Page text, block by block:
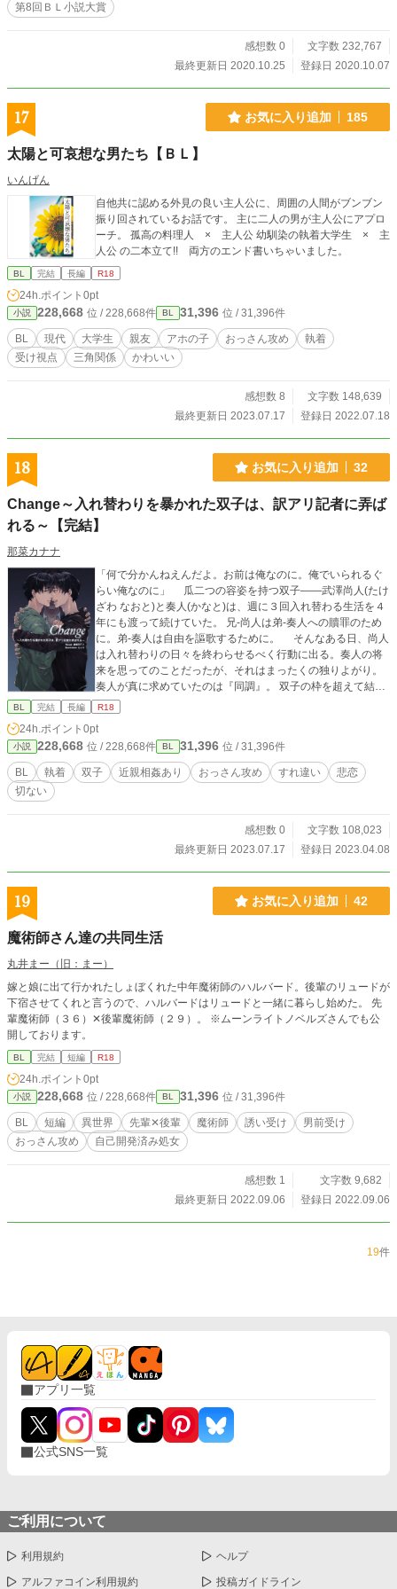
変更はありません。 ※本作の初稿はムーンライトノベルズ
投稿済みの本作初稿は、BLコンテストが終わるまで非公開に
第8回ＢＬ小説大賞
感想数 0
文字数 232,767
最終更新日 2020.10.25
登録日 2020.10.07
17 お気に入り追加 185
太陽と可哀想な男たち【ＢＬ】
いんげん
自他共に認める外見の良い主人公に、周囲の人間がブンブン
振り回されているお話です。 主に二人の男が主人公にアプロ
ーチ。 孤高の料理人 × 主人公 幼馴染の執着大学生 × 主
人公 の二本立て!! 両方のエンド書いちゃいました。
BL 完結 長編 R18
24h.ポイント 0pt
小説 228,668 位 / 228,668件 BL 31,396 位 / 31,396件
BL 現代 大学生 親友 アホの子 おっさん攻め
執着
受け視点
三角関係 かわいい
感想数 8
文字数 148,639
最終更新日 2023.07.17
登録日 2022.07.18
18 お気に入り追加 32
Change～入れ替わりを暴かれた双子は、訳アリ記者に弄ば
れる～【完結】
那菜カナナ
「何で分かんねえんだよ。お前は俺なのに。俺でいられるぐ
らい俺なのに」 瓜二つの容姿を持つ双子――武澤尚人(たけ
ざわ なおと)と奏人(かなと)は、週に３回入れ替わる生活を４
年にも渡って続けていた。 兄-尚人は弟-奏人への贖罪のため
に。弟-奏人は自由を謳歌するために。 そんなある日、尚人
は入れ替わりの日々を終わらせるべく行動に出る。奏人の将
来を思ってのことだったが、それはまったくの独りよがり。
奏人が真に求めていたのは『同調』。 双子の枠を超えて結ば
れることだったのだ。 激しいぶつかり合いの末に漸く理解
道を阻むように１人の男が立ちはだかった。ゴシップ記者の
谷原樹(たにはら いつき)。 清潔感の欠片もないハイエナのよ
うなこの男が、双子の運命を大きく揺るがす。 ★…濡れ場 /
☆…ゆるめ 後半は★だらけになると思います。すみません(*
なつもりではあるのですが…(ノД`)・゜・。 (先日までメリバ
を自称していたのですが、 解釈違いが怖く悲恋とさせていた
く、一部歪めてます。ご了承くださいm(__)m ■表紙イラスト
ミツヲさま(https://www.pixiv.net/users/32699295)に描いてい
(__)m ミツヲさまへのイラスト発注のご相談は、 下記サイト
より行えます(=ﾟωﾟ)ﾉ https://coconala.com/users/926989
BL 完結 長編 R18
24h.ポイント 0pt
小説 228,668 位 / 228,668件 BL 31,396 位 / 31,396件
BL 執着 双子 近親相姦あり おっさん攻め すれ違い
悲恋
切ない
感想数 0
文字数 108,023
最終更新日 2023.07.17
登録日 2023.04.08
19 お気に入り追加 42
魔術師さん達の共同生活
丸井まー（旧：まー）
嫁と娘に出て行かれたしょぼくれた中年魔術師のハルバード。後輩のリュードが
下宿させてくれと言うので、ハルバードはリュードと一緒に暮らし始めた。 先
輩魔術師（３６）✕後輩魔術師（２９）。 ※ムーンライトノベルズさんでも公
開しております。
BL 完結 短編 R18
24h.ポイント 0pt
小説 228,668 位 / 228,668件 BL 31,396 位 / 31,396件
BL 短編 異世界 先輩✕後輩 魔術師 誘い受け
男前受け
おっさん攻め
自己開発済み処女
感想数 1
文字数 9,682
最終更新日 2022.09.06
登録日 2022.09.06
19件
アプリ一覧
公式SNS一覧
ご利用について
利用規約 ヘルプ
アルファコイン利用規約 投稿ガイドライン